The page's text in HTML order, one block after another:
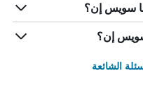
سويس إن؟
سويس إن؟
الشائعة